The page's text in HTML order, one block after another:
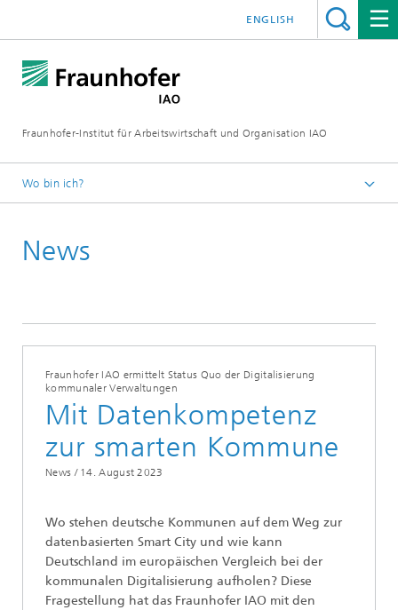
Fraunhofer-Institut für Arbeitswirtschaft und Organisation IAO
ENGLISH
Wo bin ich?
News
Fraunhofer IAO ermittelt Status Quo der Digitalisierung
kommunaler Verwaltungen
Mit Datenkompetenz
zur smarten Kommune
News / 14. August 2023
Wo stehen deutsche Kommunen auf dem Weg zur
datenbasierten Smart City und wie kann
Deutschland im europäischen Vergleich bei der
kommunalen Digitalisierung aufholen? Diese
Fragestellung hat das Fraunhofer IAO mit den